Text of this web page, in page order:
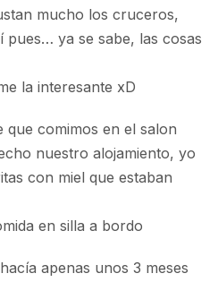
mucho los cruceros,
pues… ya se sabe, las cosas
que comimos en el salon
nuestro alojamiento, yo
con miel que estaban
apenas unos 3 meses